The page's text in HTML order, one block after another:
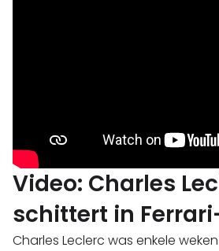
Video: Charles
schittert in
Charles Leclerc was enkele